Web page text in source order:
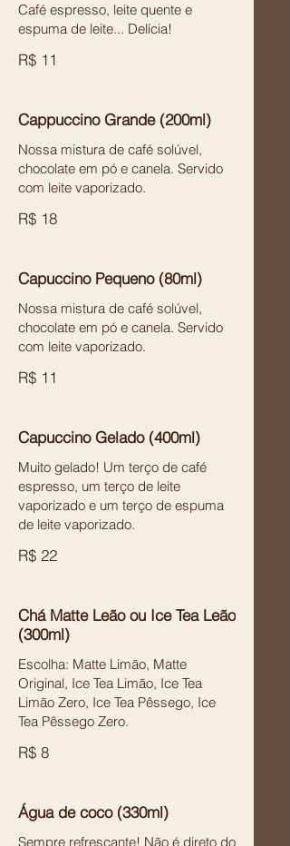
Café espresso, leite quente e
espuma de leite... Delícia!
R$ 11
Cappuccino Grande (200ml)
Nossa mistura de café solúvel,
chocolate em pó e canela. Servido
com leite vaporizado.
R$ 18
Capuccino Pequeno (80ml)
Nossa mistura de café solúvel,
chocolate em pó e canela. Servido
com leite vaporizado.
R$ 11
Capuccino Gelado (400ml)
Muito gelado! Um terço de café
espresso, um terço de leite
vaporizado e um terço de espuma
de leite vaporizado.
R$ 22
Chá Matte Leão ou Ice Tea Leão
(300ml)
Escolha: Matte Limão, Matte
Original, Ice Tea Limão, Ice Tea
Limão Zero, Ice Tea Pêssego, Ice
Tea Pêssego Zero.
R$ 8
Água de coco (330ml)
Sempre refrescante! Não é direto do